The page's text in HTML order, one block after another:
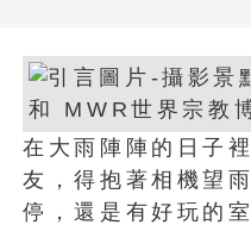
在大雨陣陣的日子
友，得抱著相機望
停，還是有好玩的